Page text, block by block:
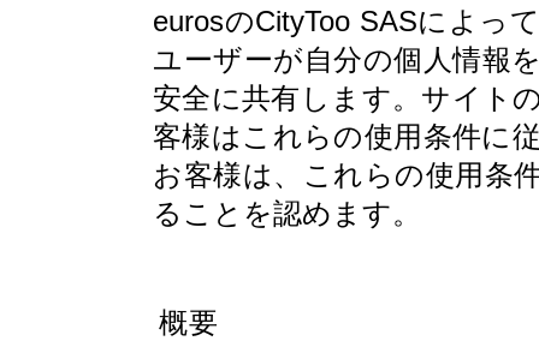
eurosのCityToo SASによっ
ユーザーが自分の個人情報
安全に共有します。サイト
客様はこれらの使用条件に
お客様は、これらの使用条
ることを認めます。
概要